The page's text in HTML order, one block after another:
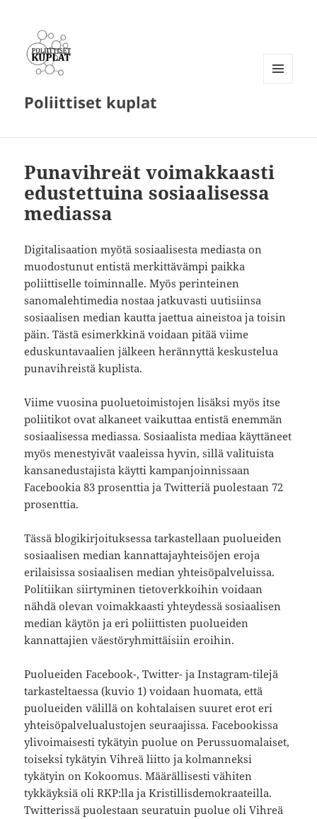
Poliittiset kuplat
Punavihreät voimakkaasti
edustettuina sosiaalisessa
mediassa
Digitalisaation myötä sosiaalisesta mediasta on
muodostunut entistä merkittävämpi paikka
poliittiselle toiminnalle. Myös perinteinen
sanomalehtimedia nostaa jatkuvasti uutisiinsa
sosiaalisen median kautta jaettua aineistoa ja toisin
päin. Tästä esimerkkinä voidaan pitää viime
eduskuntavaalien jälkeen herännyttä keskustelua
punavihreistä kuplista.
Viime vuosina puoluetoimistojen lisäksi myös itse
poliitikot ovat alkaneet vaikuttaa entistä enemmän
sosiaalisessa mediassa. Sosiaalista mediaa käyttäneet
myös menestyivät vaaleissa hyvin, sillä valituista
kansanedustajista käytti kampanjoinnissaan
Facebookia 83 prosenttia ja Twitteriä puolestaan 72
prosenttia.
Tässä blogikirjoituksessa tarkastellaan puolueiden
sosiaalisen median kannattajayhteisöjen eroja
erilaisissa sosiaalisen median yhteisöpalveluissa.
Politiikan siirtyminen tietoverkkoihin voidaan
nähdä olevan voimakkaasti yhteydessä sosiaalisen
median käytön ja eri poliittisten puolueiden
kannattajien väestöryhmittäisiin eroihin.
Puolueiden Facebook-, Twitter- ja Instagram-tilejä
tarkasteltaessa (kuvio 1) voidaan huomata, että
puolueiden välillä on kohtalaisen suuret erot eri
yhteisöpalvelualustojen seuraajissa. Facebookissa
ylivoimaisesti tykätyin puolue on Perussuomalaiset,
toiseksi tykätyin Vihreä liitto ja kolmanneksi
tykätyin on Kokoomus. Määrällisesti vähiten
tykkäyksiä oli RKP:lla ja Kristillisdemokraateilla.
Twitterissä puolestaan seuratuin puolue oli Vihreä